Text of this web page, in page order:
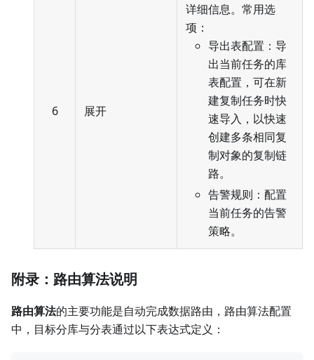
6 展开
详细信息。常用选
项：
导出表配置：导
出当前任务的库
表配置，可在新
建复制任务时快
速导入，以快速
创建多条相同复
制对象的复制链
路。
告警规则：配置
当前任务的告警
策略。
附录：路由算法说明
路由算法的主要功能是自动完成数据路由，路由算法配置
中，目标分库与分表通过以下表达式定义：